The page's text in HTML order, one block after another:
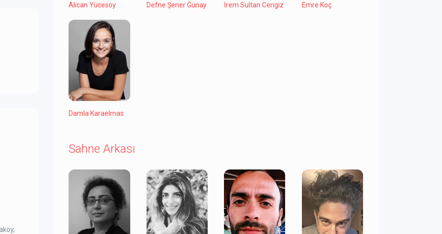
Alican Yücesoy Defne Şener Günay İrem Sultan Cengiz Emre Koç
Damla Karaelmas
Sahne Arkası